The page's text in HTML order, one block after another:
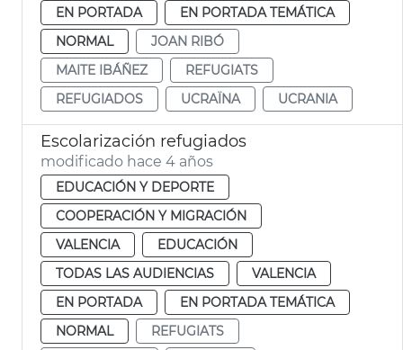
EN PORTADA
EN PORTADA TEMÁTICA
NORMAL
JOAN RIBÓ
MAITE IBÁÑEZ
REFUGIATS
REFUGIADOS
UCRAÏNA UCRANIA
Escolarización refugiados
modificado hace 4 años
EDUCACIÓN Y DEPORTE
COOPERACIÓN Y MIGRACIÓN
VALENCIA
EDUCACIÓN
TODAS LAS AUDIENCIAS
VALENCIA
EN PORTADA
EN PORTADA TEMÁTICA
NORMAL
REFUGIATS